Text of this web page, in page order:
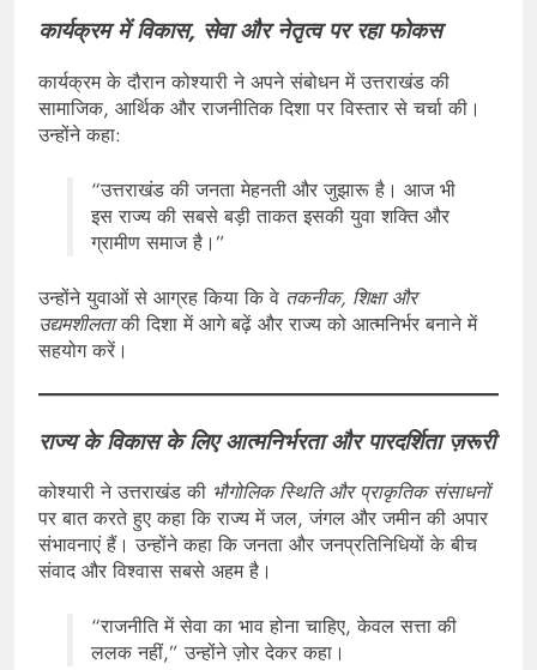
कार्यक्रम में विकास, सेवा और नेतृत्व पर रहा फोकस
कार्यक्रम के दौरान कोश्यारी ने अपने संबोधन में उत्तराखंड की
सामाजिक, आर्थिक और राजनीतिक दिशा पर विस्तार से चर्चा की।
उन्होंने कहा:
“उत्तराखंड की जनता मेहनती और जुझारू है। आज भी
इस राज्य की सबसे बड़ी ताकत इसकी युवा शक्ति और
ग्रामीण समाज है।”
उन्होंने युवाओं से आग्रह किया कि वे तकनीक, शिक्षा और
उद्यमशीलताकी दिशा में आगे बढ़ें और राज्य को आत्मनिर्भर बनाने में
सहयोग करें।
राज्य के विकास के लिए आत्मनिर्भरता और पारदर्शिता ज़रूरी
कोश्यारी ने उत्तराखंड की भौगोलिक स्थिति और प्राकृतिक संसाधनों
पर बात करते हुए कहा कि राज्य में जल, जंगल और जमीन की अपार
संभावनाएं हैं। उन्होंने कहा कि जनता और जनप्रतिनिधियों के बीच
संवाद और विश्वास सबसे अहम है।
“राजनीति में सेवा का भाव होना चाहिए, केवल सत्ता की
ललक नहीं,” उन्होंने ज़ोर देकर कहा।